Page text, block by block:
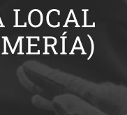
LOCAL